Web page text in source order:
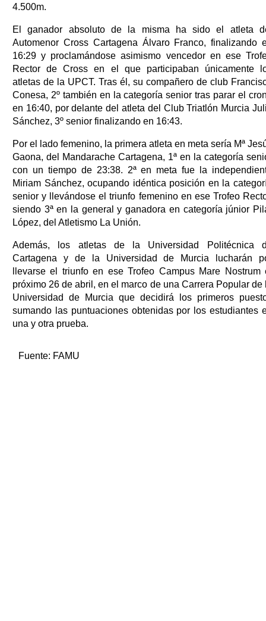
4.500m.
El ganador absoluto de la misma ha sido el atleta
Automenor Cross Cartagena Álvaro Franco, finalizando
16:29 y proclamándose asimismo vencedor en ese
Rector de Cross en el que participaban únicamente
atletas de la UPCT. Tras él, su compañero de club
Conesa, 2º también en la categoría senior tras parar el
en 16:40, por delante del atleta del Club Triatlón Murcia
Sánchez, 3º senior finalizando en 16:43.
Por el lado femenino, la primera atleta en meta sería Mª
Gaona, del Mandarache Cartagena, 1ª en la categoría
con un tiempo de 23:38. 2ª en meta fue la
Miriam Sánchez, ocupando idéntica posición en la
senior y llevándose el triunfo femenino en ese Trofeo
siendo 3ª en la general y ganadora en categoría júnior
López, del Atletismo La Unión.
Además, los atletas de la Universidad Politécnica
Cartagena y de la Universidad de Murcia lucharán
llevarse el triunfo en ese Trofeo Campus Mare Nostrum
próximo 26 de abril, en el marco de una Carrera Popular de
Universidad de Murcia que decidirá los primeros
sumando las puntuaciones obtenidas por los estudiantes
una y otra prueba.
Fuente: FAMU